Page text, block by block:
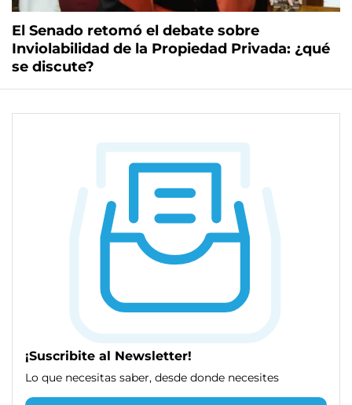
El Senado retomó el debate sobre
Inviolabilidad de la Propiedad Privada: ¿qué
se discute?
¡Suscribite al Newsletter!
Lo que necesitas saber, desde donde necesites